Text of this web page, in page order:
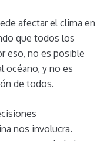
afectar el clima en
que todos los
eso, no es posible
océano, y no es
de todos.
nos involucra.